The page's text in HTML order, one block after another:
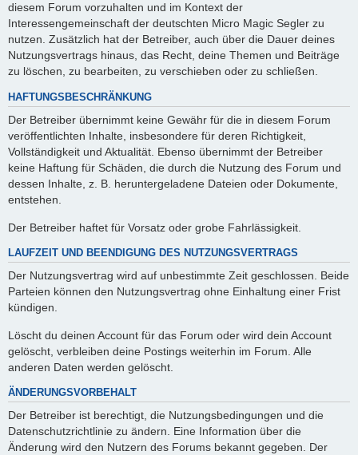
diesem Forum vorzuhalten und im Kontext der
Interessengemeinschaft der deutschten Micro Magic Segler zu
nutzen. Zusätzlich hat der Betreiber, auch über die Dauer deines
Nutzungsvertrags hinaus, das Recht, deine Themen und Beiträge
zu löschen, zu bearbeiten, zu verschieben oder zu schließen.
HAFTUNGSBESCHRÄNKUNG
Der Betreiber übernimmt keine Gewähr für die in diesem Forum
veröffentlichten Inhalte, insbesondere für deren Richtigkeit,
Vollständigkeit und Aktualität. Ebenso übernimmt der Betreiber
keine Haftung für Schäden, die durch die Nutzung des Forum und
dessen Inhalte, z. B. heruntergeladene Dateien oder Dokumente,
entstehen.
Der Betreiber haftet für Vorsatz oder grobe Fahrlässigkeit.
LAUFZEIT UND BEENDIGUNG DES NUTZUNGSVERTRAGS
Der Nutzungsvertrag wird auf unbestimmte Zeit geschlossen. Beide
Parteien können den Nutzungsvertrag ohne Einhaltung einer Frist
kündigen.
Löscht du deinen Account für das Forum oder wird dein Account
gelöscht, verbleiben deine Postings weiterhin im Forum. Alle
anderen Daten werden gelöscht.
ÄNDERUNGSVORBEHALT
Der Betreiber ist berechtigt, die Nutzungsbedingungen und die
Datenschutzrichtlinie zu ändern. Eine Information über die
Änderung wird den Nutzern des Forums bekannt gegeben. Der